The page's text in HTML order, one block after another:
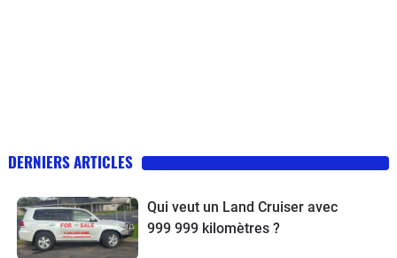
DERNIERS ARTICLES
Qui veut un Land Cruiser avec
999 999 kilomètres ?